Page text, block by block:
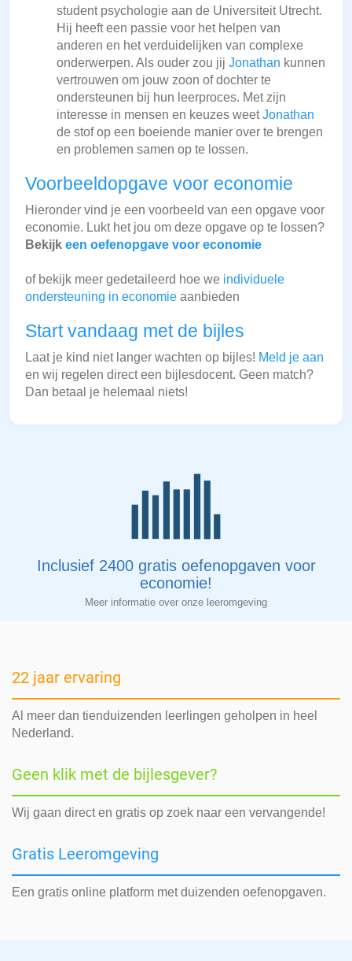
student psychologie aan de Universiteit Utrecht.
Hij heeft een passie voor het helpen van
anderen en het verduidelijken van complexe
onderwerpen. Als ouder zou jij Jonathan kunnen
vertrouwen om jouw zoon of dochter te
ondersteunen bij hun leerproces. Met zijn
interesse in mensen en keuzes weetJonathan
de stof op een boeiende manier over te brengen
en problemen samen op te lossen.
Voorbeeldopgave voor economie
Hieronder vind je een voorbeeld van een opgave voor
economie. Lukt het jou om deze opgave op te lossen?
Bekijk een oefenopgave voor economie
of bekijk meer gedetaileerd hoe we individuele
ondersteuning in economie aanbieden
Start vandaag met de bijles
Laat je kind niet langer wachten op bijles! Meld je aan
en wij regelen direct een bijlesdocent. Geen match?
Dan betaal je helemaal niets!
Inclusief 2400 gratis oefenopgaven voor
economie!
Meer informatie over onze leeromgeving
22 jaar ervaring
Al meer dan tienduizenden leerlingen geholpen in heel
Nederland.
Geen klik met de bijlesgever?
Wij gaan direct en gratis op zoek naar een vervangende!
Gratis Leeromgeving
Een gratis online platform met duizenden oefenopgaven.